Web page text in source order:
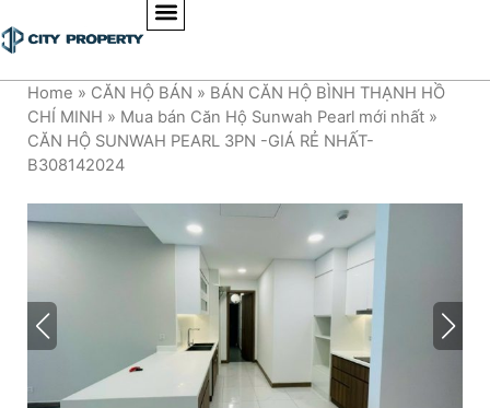
Home » CĂN HỘ BÁN » BÁN CĂN HỘ BÌNH THẠNH HỒ
CHÍ MINH » Mua bán Căn Hộ Sunwah Pearl mới nhất »
CĂN HỘ SUNWAH PEARL 3PN -GIÁ RẺ NHẤT-
B308142024